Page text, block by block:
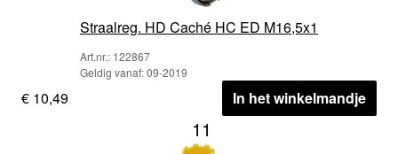
Straalreg. HD Caché HC ED M16,5x1
Art.nr.: 122867
Geldig vanaf: 09-2019
€ 10,49 In het winkelmandje
11